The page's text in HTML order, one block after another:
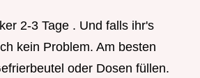
2-3 Tage . Und falls ihr's
kein Problem. Am besten
oder Dosen füllen.